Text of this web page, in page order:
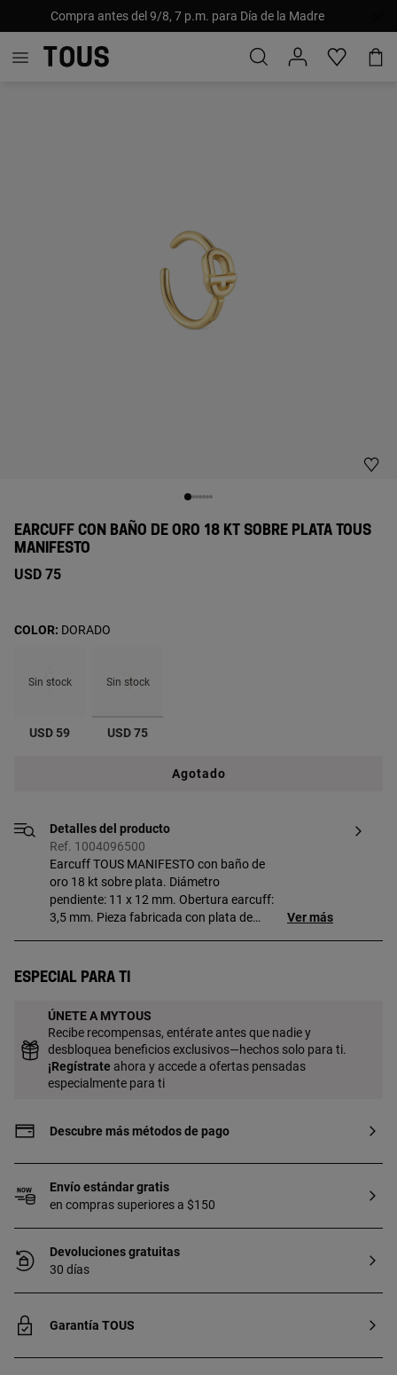
Compra antes del 9/8, 7 p.m. para Día de la Madre
EARCUFF CON BAÑO DE ORO 18 KT SOBRE PLATA TOUS
MANIFESTO
USD 75
Sin stock
USD 59
Sin stock
seleccionado
USD 75
COLOR: DORADO
Agotado
Detalles del producto
Ref. 1004096500
Earcuff TOUS MANIFESTO con baño de
oro 18 kt sobre plata. Diámetro
pendiente: 11 x 12 mm. Obertura earcuff:
3,5 mm. Pieza fabricada con plata de
garantiza una mayor durabilidad de la
Ver más
Especial para ti
ÚNETE A MYTOUS
Recibe recompensas, entérate antes que nadie y
desbloquea beneficios exclusivos—hechos solo para ti.
¡Regístrate ahora y accede a ofertas pensadas
especialmente para ti
Descubre más métodos de pago
Envío estándar gratis
en compras superiores a $150
Devoluciones gratuitas
30 días
Garantía TOUS